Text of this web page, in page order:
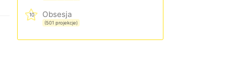
10 Obsesja
(501 projekcje)